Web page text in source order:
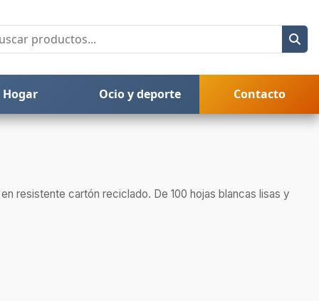
Hogar Ocio y deporte Contacto
resistente cartón reciclado. De 100 hojas blancas lisas y